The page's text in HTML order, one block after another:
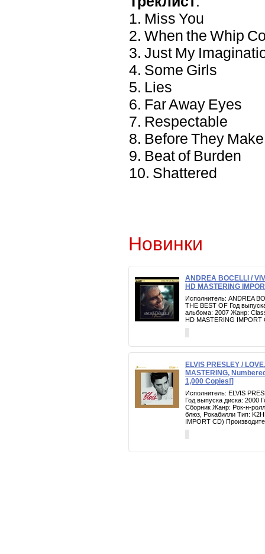
1. Miss You
2. When the Whip
3. Just My
4. Some Girls
5. Lies
6. Far Away Eyes
7. Respectable
8. Before They
9. Beat of Burden
10. Shattered
Новинки
ANDREA BOCELLI /
HD MASTERING
Исполнитель: ANDREA
THE BEST OF Год
альбома: 2007 Жанр:
HD MASTERING IMPORT
ELVIS PRESLEY /
MASTERING,
1,000 Copies!]
Исполнитель: ELVIS
Год выпуска диска: 2000
Сборник Жанр: Рок-н-
блюз, Рокабилли Тип:
IMPORT CD)